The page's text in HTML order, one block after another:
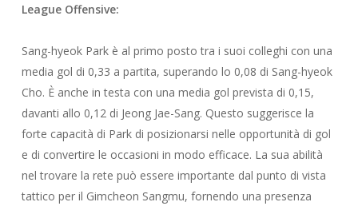
League Offensive:
Sang-hyeok Park è al primo posto tra i suoi colleghi con una
media gol di 0,33 a partita, superando lo 0,08 di Sang-hyeok
Cho. È anche in testa con una media gol prevista di 0,15,
davanti allo 0,12 di Jeong Jae-Sang. Questo suggerisce la
forte capacità di Park di posizionarsi nelle opportunità di gol
e di convertire le occasioni in modo efficace. La sua abilità
nel trovare la rete può essere importante dal punto di vista
tattico per il Gimcheon Sangmu, fornendo una presenza